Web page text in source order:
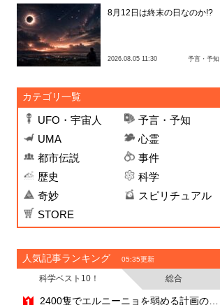
8月12日は終末の日なのか!?
2026.08.05 11:30 予言・予知
カテゴリ一覧
UFO・宇宙人
予言・予知
UMA
心霊
都市伝説
事件
歴史
科学
奇妙
スピリチュアル
STORE
人気記事ランキング 05:35更新
科学ベスト10！
総合
・